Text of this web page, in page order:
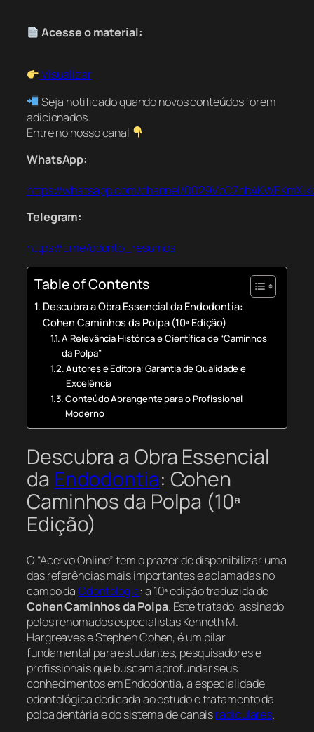
Acesse o material:
Visualizar
Seja notificado quando novos conteúdos forem
adicionados.
Entre no nosso canal
WhatsApp:
https://whatsapp.com/channel/
Telegram:
https://t.me/odonto_resumos
Table of Contents
Descubra a Obra Essencial da Endodontia:
Cohen Caminhos da Polpa (10ª Edição)
A Relevância Histórica e Científica de “Caminhos
da Polpa”
Autores e Editora: Garantia de Qualidade e
Excelência
Conteúdo Abrangente para o Profissional
Moderno
Descubra a Obra Essencial
da Endodontia: Cohen
Caminhos da Polpa (10ª
Edição)
O “Acervo Online” tem o prazer de disponibilizar uma
das referências mais importantes e aclamadas no
campo daOdontologia: a 10ª edição traduzida de
Cohen Caminhos da Polpa. Este tratado, assinado
pelos renomados especialistas Kenneth M.
Hargreaves e Stephen Cohen, é um pilar
fundamental para estudantes, pesquisadores e
profissionais que buscam aprofundar seus
conhecimentos em Endodontia, a especialidade
odontológica dedicada ao estudo e tratamento da
polpa dentária e do sistema de canaisradiculares.